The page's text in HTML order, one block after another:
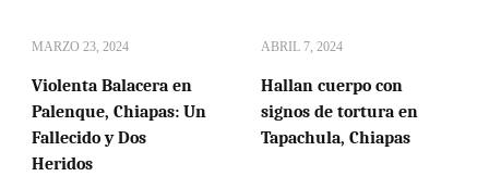
MARZO 23, 2024
Violenta Balacera en
Palenque, Chiapas: Un
Fallecido y Dos
Heridos
ABRIL 7, 2024
Hallan cuerpo con
signos de tortura en
Tapachula, Chiapas